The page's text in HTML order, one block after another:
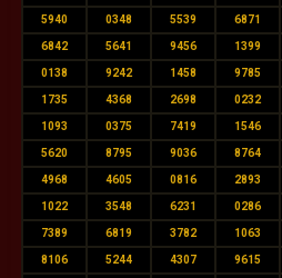
5940 0348 5539 6871
6842 5641 9456 1399
0138 9242 1458 9785
1735 4368 2698 0232
1093 0375 7419 1546
5620 8795 9036 8764
4968 4605 0816 2893
1022 3548 6231 0286
7389 6819 3782 1063
8106 5244 4307 9615